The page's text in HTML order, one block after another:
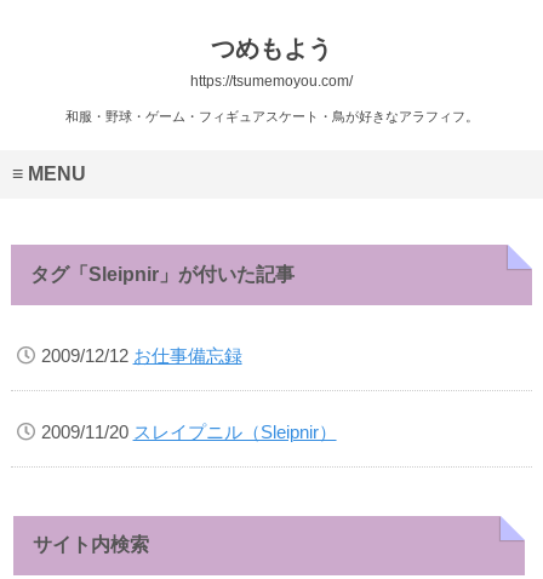
つめもよう
https://tsumemoyou.com/
和服・野球・ゲーム・フィギュアスケート・鳥が好きなアラフィフ。
MENU
タグ「Sleipnir」が付いた記事
2009/12/12 お仕事備忘録
2009/11/20 スレイプニル（Sleipnir）
サイト内検索